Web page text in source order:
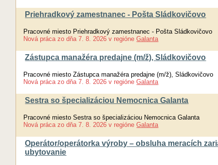
Priehradkový zamestnanec - Pošta Sládkovičovo
Pracovné miesto Priehradkový zamestnanec - Pošta Sládkovičovo
Nová práca zo dňa 7. 8. 2026 v regióne Galanta
Zástupca manažéra predajne (m/ž), Sládkovičovo
Pracovné miesto Zástupca manažéra predajne (m/ž), Sládkovičovo
Nová práca zo dňa 7. 8. 2026 v regióne Galanta
Sestra so špecializáciou Nemocnica Galanta
Pracovné miesto Sestra so špecializáciou Nemocnica Galanta
Nová práca zo dňa 7. 8. 2026 v regióne Galanta
Operátor/operátorka výroby – obsluha meracích
ubytovanie